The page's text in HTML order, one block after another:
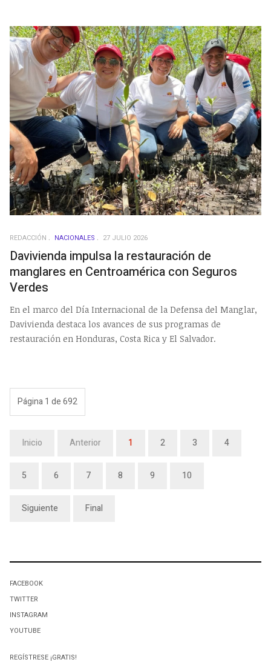
REDACCIÓN NACIONALES 27 JULIO 2026
Davivienda impulsa la restauración de
manglares en Centroamérica con Seguros
Verdes
En el marco del Día Internacional de la Defensa del Manglar,
Davivienda destaca los avances de sus programas de
restauración en Honduras, Costa Rica y El Salvador.
Página 1 de 692
Inicio Anterior 1 2 3 4
5 6 7 8 9 10
Siguiente Final
FACEBOOK
TWITTER
INSTAGRAM
YOUTUBE
REGÍSTRESE ¡GRATIS!